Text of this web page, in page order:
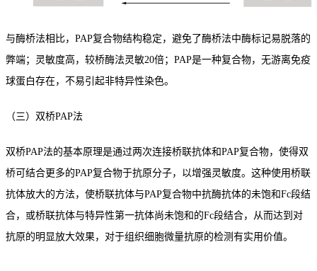
与酶桥法相比，PAP复合物结构稳定，避免了酶桥法中酶标记易脱落的
弊端；灵敏度高，较桥酶法灵敏20倍；PAP是一种复合物，无游离免疫
球蛋白存在，不易引起非特异性染色。
（三）双桥PAP法
双桥PAP法的基本原理是通过两次连接桥联抗体和PAP复合物，使得双
桥可结合更多的PAP复合物于抗原分子，以增强灵敏度。这种使用桥联
抗体放大的方法，使桥联抗体与PAP复合物中抗酶抗体的未饱和Fc段结
合，或桥联抗体与特异性第一抗体尚未饱和的Fc段结合，从而达到对
抗原的明显放大效果，对于组织细胞微量抗原的检测有实用价值。